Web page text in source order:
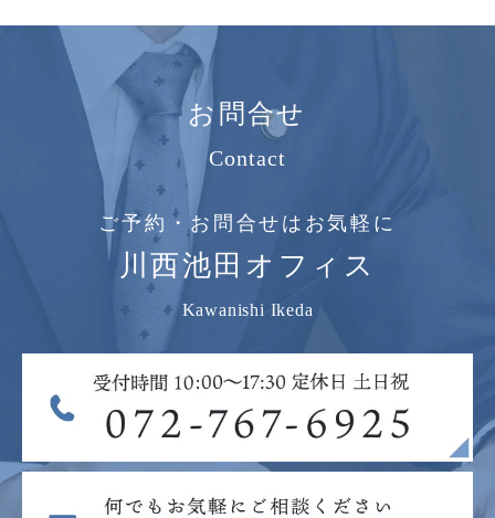
お問合せ
Contact
ご予約・お問合せはお気軽に
川西池田オフィス
Kawanishi Ikeda